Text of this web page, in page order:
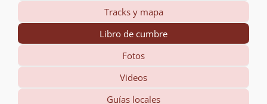
Tracks y mapa
Libro de cumbre
Fotos
Videos
Guías locales